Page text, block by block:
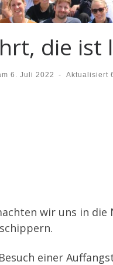
die ist
6. Juli 2022 - Aktualisiert
wir uns in
einer